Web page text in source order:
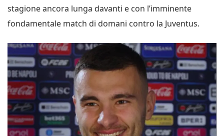
stagione ancora lunga davanti e con l’imminente
fondamentale match di domani contro la Juventus.